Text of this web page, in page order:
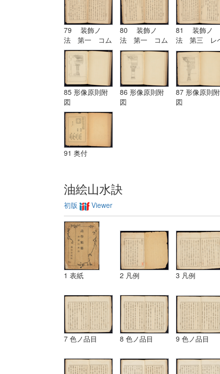
79 装飾ノ
法 第一 コム
プリケーション
及ヒコンヒユー
シヨン
80 装飾ノ
法 第一 コム
プリケーション
及ヒコンヒユー
シヨン| 装飾
ノ法 第二 ユ
ーリスミー|
装飾ノ法 第
三 レベチーシ
81 装飾ノ
法 第三 レ
チーシヨン|
装飾ノ法 第
四 アルテレ
シヨン
85 形像原則附
図
86 形像原則附
図
87 形像原則附
図
91 奥付
油絵山水訣
初版 Viewer
1 表紙 2 凡例 3 凡例
7 色ノ品目 8 色ノ品目 9 色ノ品目